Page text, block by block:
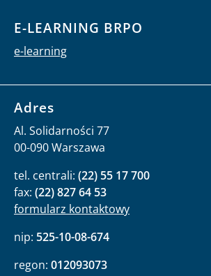
E-LEARNING BRPO
e-learning
Adres
Al. Solidarności 77
00-090 Warszawa
tel. centrali: (22) 55 17 700
fax: (22) 827 64 53
formularz kontaktowy
nip: 525-10-08-674
regon: 012093073